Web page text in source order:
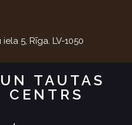
5, Rīga. LV-1050
TAUTAS
CENTRS